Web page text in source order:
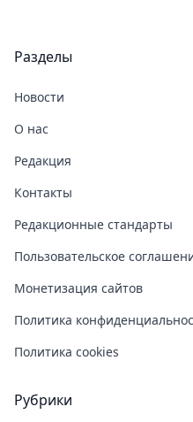
Разделы
Новости
О нас
Редакция
Контакты
Редакционные стандарты
Пользовательское
Монетизация сайтов
Политика
Политика cookies
Рубрики